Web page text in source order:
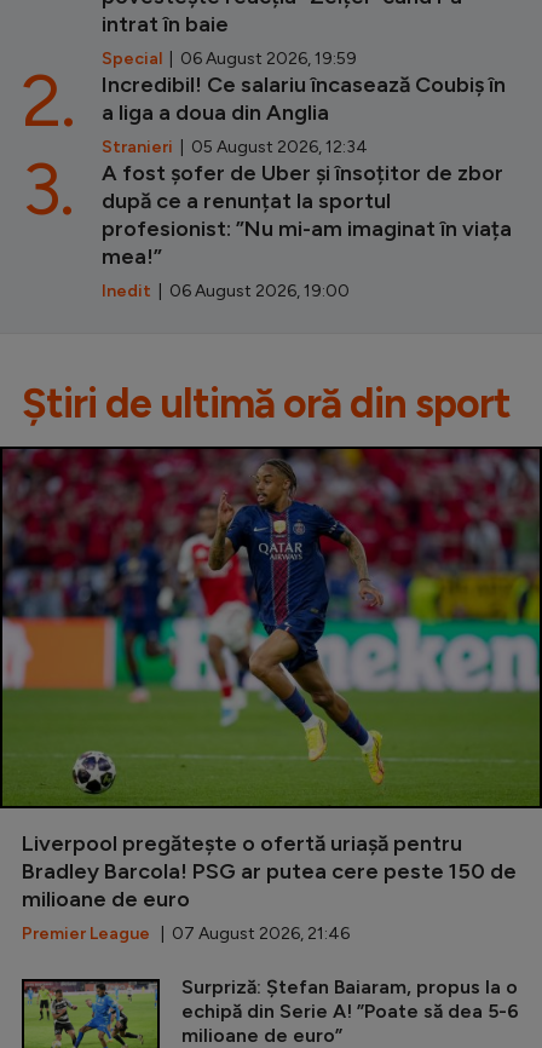
intrat în baie
Special | 06 August 2026, 19:59
Incredibil! Ce salariu încasează Coubiș în
a liga a doua din Anglia
Stranieri | 05 August 2026, 12:34
2.
A fost șofer de Uber și însoțitor de zbor
după ce a renunțat la sportul
profesionist: ”Nu mi-am imaginat în viața
mea!”
Inedit | 06 August 2026, 19:00
3.
Știri de ultimă oră din sport
Liverpool pregătește o ofertă uriașă pentru
Bradley Barcola! PSG ar putea cere peste 150 de
milioane de euro
Premier League | 07 August 2026, 21:46
Surpriză: Ștefan Baiaram, propus la o
echipă din Serie A! ”Poate să dea 5-6
milioane de euro”